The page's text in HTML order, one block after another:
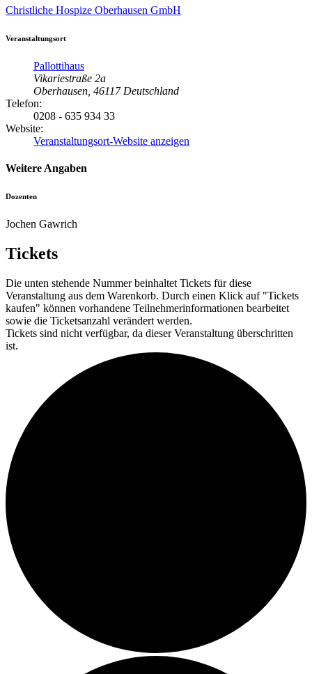
Christliche Hospize Oberhausen GmbH
Veranstaltungsort
Pallottihaus
Vikariestraße 2a
Oberhausen 46117 Deutschland
Telefon:
0208 - 635 934 33
Website:
Veranstaltungsort-Website anzeigen
Weitere Angaben
Dozenten
Jochen Gawrich
Tickets
Die unten stehende Nummer beinhaltet Tickets für diese
Veranstaltung aus dem Warenkorb. Durch einen Klick auf "Tickets
kaufen" können vorhandene Teilnehmerinformationen bearbeitet
sowie die Ticketsanzahl verändert werden.
Tickets sind nicht verfügbar, da dieser Veranstaltung überschritten
ist.